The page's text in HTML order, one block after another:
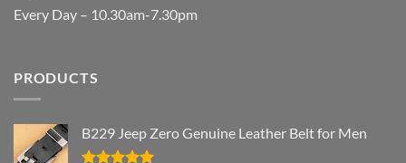
Every Day – 10.30am-7.30pm
PRODUCTS
B229 Jeep Zero Genuine Leather Belt for Men